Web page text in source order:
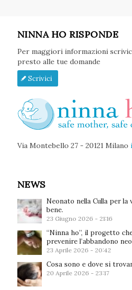
NINNA HO RISPONDE
Per maggiori informazioni
presto alle tue domande
Scrivici
Via Montebello 27 - 20121 Milano
NEWS
Neonato nella Culla per la
bene.
23 Giugno 2026 - 21:16
“Ninna ho”, il progetto
prevenire l’abbandono
23 Aprile 2026 - 20:42
Cosa sono e dove si
20 Aprile 2026 - 23:17